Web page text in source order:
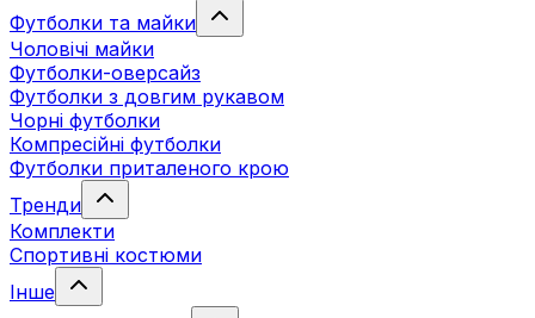
Футболки та майки
Чоловічі майки
Футболки-оверсайз
Футболки з довгим рукавом
Чорні футболки
Компресійні футболки
Футболки приталеного крою
Тренди
Комплекти
Спортивні костюми
Інше